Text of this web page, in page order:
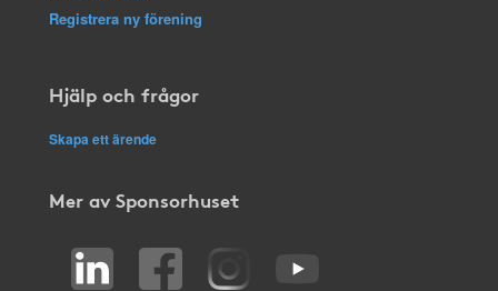
Registrera ny förening
Hjälp och frågor
Skapa ett ärende
Mer av Sponsorhuset